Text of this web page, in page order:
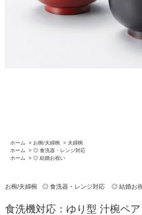
ホーム > お椀/夫婦椀 > 夫婦椀
ホーム
> ◎ 食洗器・レンジ対応
ホーム
> ◎ 結婚お祝い
お椀/夫婦椀 ◎ 食洗器・レンジ対応 ◎ 結婚お
食洗機対応：ゆり型 汁椀ペ